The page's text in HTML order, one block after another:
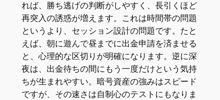
れば、勝ち逃げの判断がしやすく、長引くほど
再突入の誘惑が増えます。これは時間帯の問題
というより、セッション設計の問題です。たと
えば、朝に遊んで昼までに出金申請を済ませる
と、心理的な区切りが明確になります。逆に深
夜は、出金待ちの間にもう一度だけという気持
ちが生まれやすい。暗号資産の強みはスピード
ですが、その速さは自制心のテストにもなりま